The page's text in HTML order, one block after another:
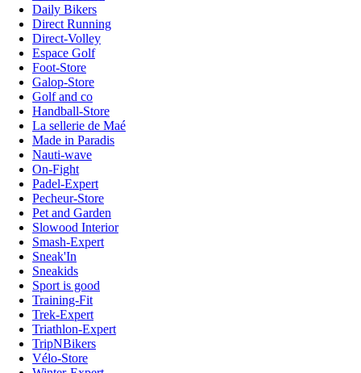
Daily Bikers
Direct Running
Direct-Volley
Espace Golf
Foot-Store
Galop-Store
Golf and co
Handball-Store
La sellerie de Maé
Made in Paradis
Nauti-wave
On-Fight
Padel-Expert
Pecheur-Store
Pet and Garden
Slowood Interior
Smash-Expert
Sneak'In
Sneakids
Sport is good
Training-Fit
Trek-Expert
Triathlon-Expert
TripNBikers
Vélo-Store